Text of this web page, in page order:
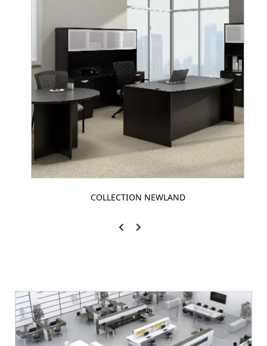
COLLECTION NEWLAND